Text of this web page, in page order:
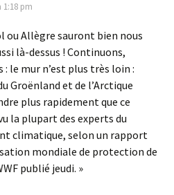
1:18 pm
ou Allègre sauront bien nous
là-dessus ! Continuons,
le mur n’est plus très loin :
Groënland et de l’Arctique
plus rapidement que ce
la plupart des experts du
climatique, selon un rapport
mondiale de protection de
publié jeudi. »